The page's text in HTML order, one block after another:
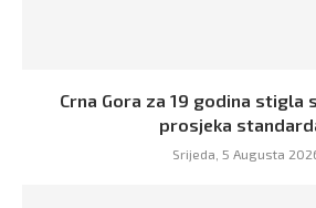
Crna Gora za 19 godina stigla
prosjeka
Srijeda, 5 Augusta